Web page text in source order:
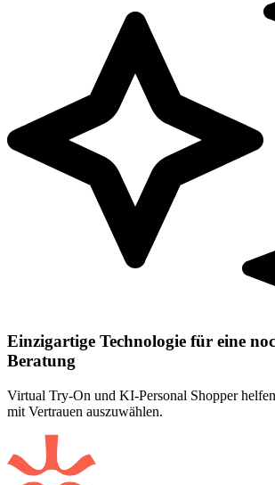
Einzigartige Technologie für eine
Beratung
Virtual Try-On und KI-Personal Shopper
mit Vertrauen auszuwählen.